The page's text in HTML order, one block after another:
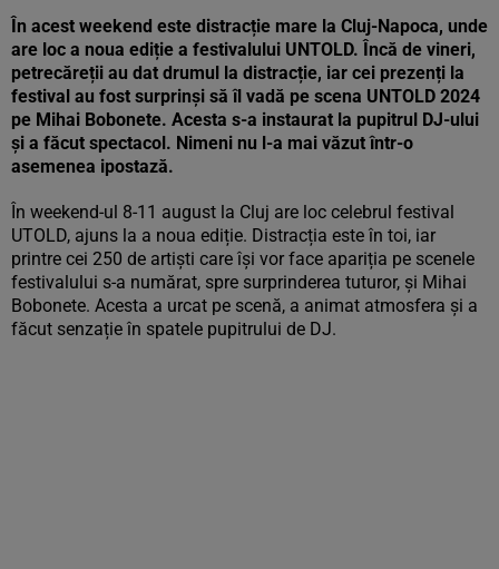
În acest weekend este distracție mare la Cluj-Napoca, unde
are loc a noua ediție a festivalului UNTOLD. Încă de vineri,
petrecăreții au dat drumul la distracție, iar cei prezenți la
festival au fost surprinși să îl vadă pe scena UNTOLD 2024
pe Mihai Bobonete. Acesta s-a instaurat la pupitrul DJ-ului
și a făcut spectacol. Nimeni nu l-a mai văzut într-o
asemenea ipostază.
În weekend-ul 8-11 august la Cluj are loc celebrul festival
UTOLD, ajuns la a noua ediție. Distracția este în toi, iar
printre cei 250 de artiști care își vor face apariția pe scenele
festivalului s-a numărat, spre surprinderea tuturor, și Mihai
Bobonete. Acesta a urcat pe scenă, a animat atmosfera și a
făcut senzație în spatele pupitrului de DJ.